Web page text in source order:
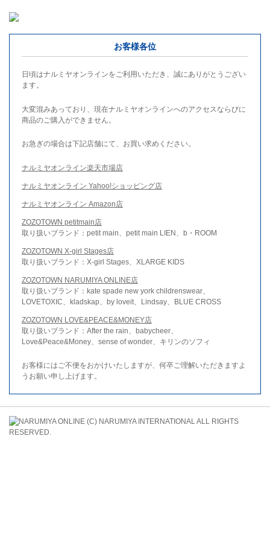
お客様各位
日頃はナルミヤオンラインをご利用いただき、誠にありがとうござい
ます。
大変混みあっており、現在ナルミヤオンラインへのアクセスならびに
商品のご購入ができません。
お急ぎの場合は下記店舗にて、お買い求めください。
ナルミヤオンライン楽天市場店
ナルミヤオンライン Yahoo!ショッピング店
ナルミヤオンライン Amazon店
ZOZOTOWN petitmain店
取り扱いブランド：petit main、petit main LIEN、b・ROOM
ZOZOTOWN X-girl Stages店
取り扱いブランド：X-girl Stages、XLARGE KIDS
ZOZOTOWN NARUMIYA ONLINE店
取り扱いブランド：kate spade new york childrenswear、
LOVETOXIC、kladskap、by loveit、Lindsay、BLUE CROSS
ZOZOTOWN LOVE&PEACE&MONEY店
取り扱いブランド：After the rain、babycheer、
Love&Peace&Money、sense of wonder、キリンのソフィ
お客様にはご不便をおかけいたしますが、何卒ご理解いただきますよ
うお願い申し上げます。